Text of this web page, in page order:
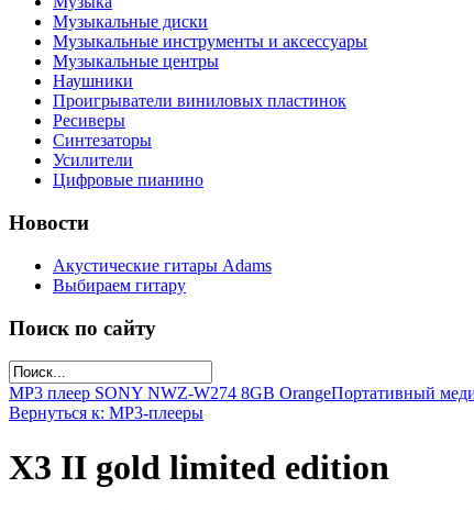
Музыкальные диски
Музыкальные инструменты и аксессуары
Музыкальные центры
Наушники
Проигрыватели виниловых пластинок
Ресиверы
Синтезаторы
Усилители
Цифровые пианино
Новости
Акустические гитары Adams
Выбираем гитару
Поиск по сайту
MP3 плеер SONY NWZ-W274 8GB OrangeПортативный
Вернуться к: МР3-плееры
X3 II gold limited edition